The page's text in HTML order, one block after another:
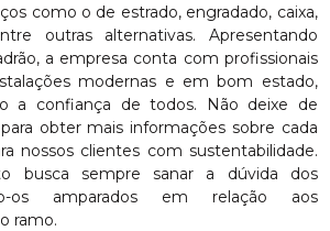
como o de estrado, engradado, caixa,
outras alternativas. Apresentando
a empresa conta com profissionais
modernas e em bom estado,
a confiança de todos. Não deixe de
obter mais informações sobre cada
nossos clientes com sustentabilidade.
busca sempre sanar a dúvida dos
os amparados em relação aos
ramo.